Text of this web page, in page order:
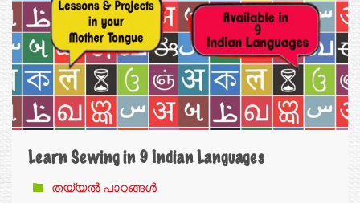
Learn Sewing in 9 Indian Languages
തയ്യൽ പാഠങ്ങൾ